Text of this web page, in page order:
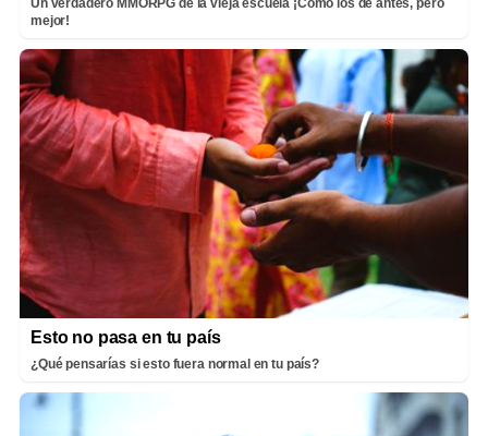
mejor!
Esto no pasa en tu país
¿Qué pensarías si esto fuera normal en tu país?